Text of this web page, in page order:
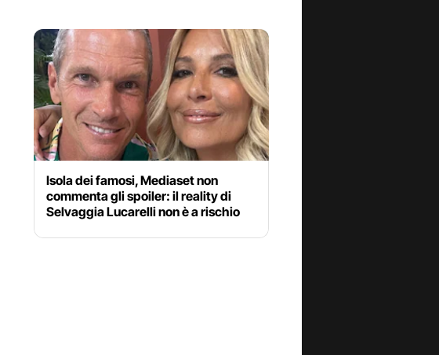
Isola dei famosi, Mediaset non
commenta gli spoiler: il reality di
Selvaggia Lucarelli non è a rischio